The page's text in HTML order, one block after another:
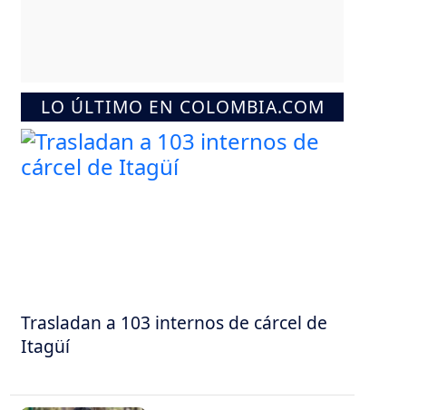
LO ÚLTIMO EN COLOMBIA.COM
Trasladan a 103 internos de cárcel de
Itagüí